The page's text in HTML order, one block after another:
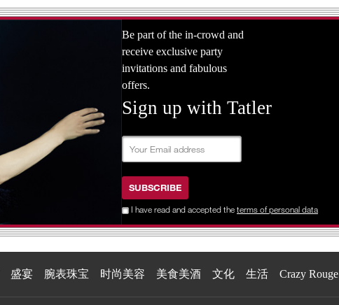
Be part of the in-crowd and
receive exclusive party
invitations and fabulous
offers.
Sign up with Tatler
SUBSCRIBE
I have read and accepted theterms of personal data
盛宴 腕表珠宝 时尚美容 美食美酒 文化 生活 Crazy Rouge